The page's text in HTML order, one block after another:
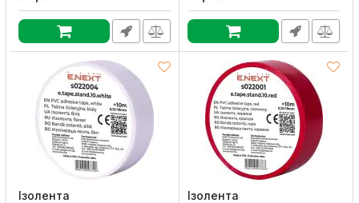
Артикул:s022007
Артикул:
Ізолента
Ізолента